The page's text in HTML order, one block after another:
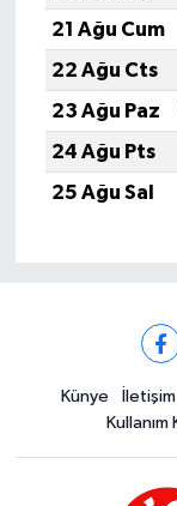
21 Ağu Cum
22 Ağu Cts
23 Ağu Paz
24 Ağu Pts
25 Ağu Sal
Künye İletişim
Kullanım